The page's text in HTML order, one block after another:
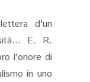
d'un
E. R.
l'onore di
in uno